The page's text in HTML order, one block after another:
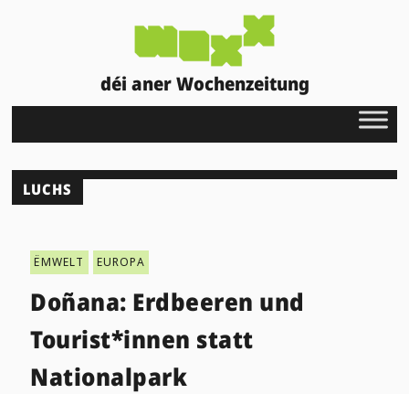
déi aner Wochenzeitung
LUCHS
ËMWELT EUROPA
Doñana: Erdbeeren und
Tourist*innen statt
Nationalpark